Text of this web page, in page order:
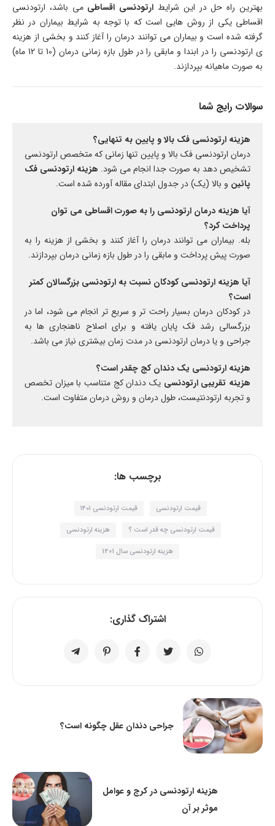
بهترین راه حل در این شرایط ارتودنسی اقساطی می باشد، ارتودنسی
اقساطی یکی از روش هایی است که با توجه به شرایط بیماران در نظر
گرفته شده است و بیماران می توانند درمان را آغاز کنند و بخشی از هزینه
ی ارتودنسی را در ابندا و مابقی را در طول بازه زمانی درمان (10 تا 12 ماه)
به صورت ماهیانه بپردازند.
سوالات رایج شما
هزینه ارتودنسی فک بالا و پایین به تنهایی؟
درمان ارتودنسی فک بالا و پایین تنها زمانی که متخصص ارتودنسی
تشخیص دهد به صورت جدا انجام می شود. هزینه ارتودنسی فک
پائین و بالا (یک) در جدول ابتدای مقاله آورده شده است.
آیا هزینه درمان ارتودنسی را به صورت اقساطی می توان
پرداخت کرد؟
بله. بیماران می توانند درمان را آغاز کنند و بخشی از هزینه را به
صورت پیش پرداخت و مابقی را در طول بازه زمانی درمان بپردازند.
آیا هزینه ارتودنسی کودکان نسبت به ارتودنسی بزرگسالان کمتر
است؟
در کودکان درمان بسیار راحت تر و سریع تر انجام می شود، اما در
بزرگسالی رشد فک پایان یافته و برای اصلاح ناهنجاری ها به
جراحی و یا درمان ارتودنسی در مدت زمان بیشتری نیاز می باشد.
هزینه ارتودنسی یک دندان کج چقدر است؟
هزینه تقریبی ارتودنسی یک دندان کج متناسب با میزان تخصص
و تجربه ارتودنتیست، طول درمان و روش درمان متفاوت است.
برچسب ها:
قیمت ارتودنسی قیمت ارتودنسی ۱۴۰۱
قیمت ارتودنسی چه قدر است ؟ هزینه ارتودنسی
هزینه ارتودنسی سال 1401
اشتراک گذاری:
جراحی دندان عقل چگونه است؟
هزینه ارتودنسی در کرج و عوامل
موثر بر آن